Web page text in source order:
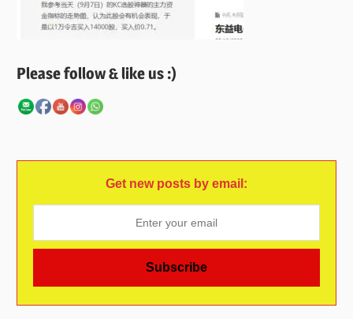
Please follow & like us :)
Get new posts by email: